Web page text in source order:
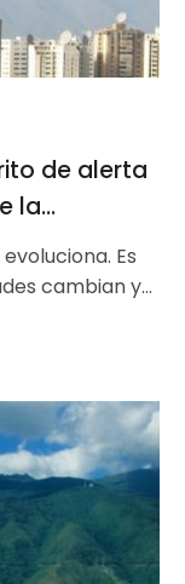
de alerta
la
Es
cambian y